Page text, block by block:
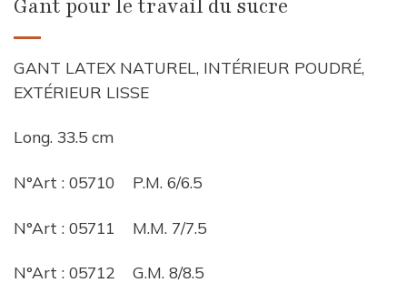
Gant pour le travail du sucre
GANT LATEX NATUREL, INTÉRIEUR POUDRÉ,
EXTÉRIEUR LISSE
Long. 33.5 cm
N°Art : 05710 P.M. 6/6.5
N°Art : 05711 M.M. 7/7.5
N°Art : 05712 G.M. 8/8.5